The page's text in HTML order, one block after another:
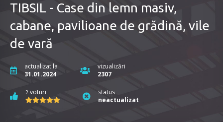
TIBSIL - Case din lemn masiv,
cabane, pavilioane de grădină, vile
de vară
actualizat la
31.01.2024
vizualizări
2307
2 voturi
status
neactualizat